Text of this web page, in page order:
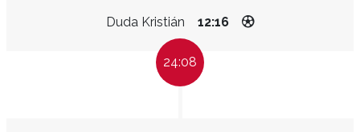
Duda Kristián 12:16
24:08